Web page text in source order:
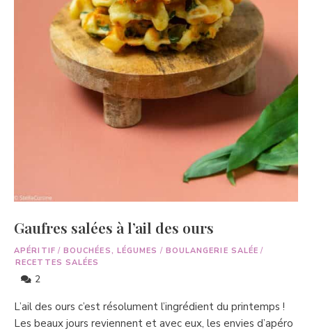
Gaufres salées à l’ail des ours
APÉRITIF / BOUCHÉES, LÉGUMES / BOULANGERIE SALÉE /
RECETTES SALÉES
2
L’ail des ours c’est résolument l’ingrédient du printemps !
Les beaux jours reviennent et avec eux, les envies d’apéro